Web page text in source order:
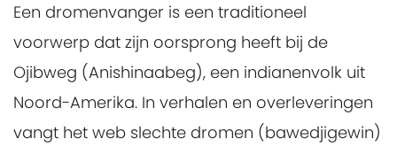
Een dromenvanger is een traditioneel
voorwerp dat zijn oorsprong heeft bij de
Ojibweg (Anishinaabeg), een indianenvolk uit
Noord-Amerika. In verhalen en overleveringen
vangt het web slechte dromen (bawedjigewin)